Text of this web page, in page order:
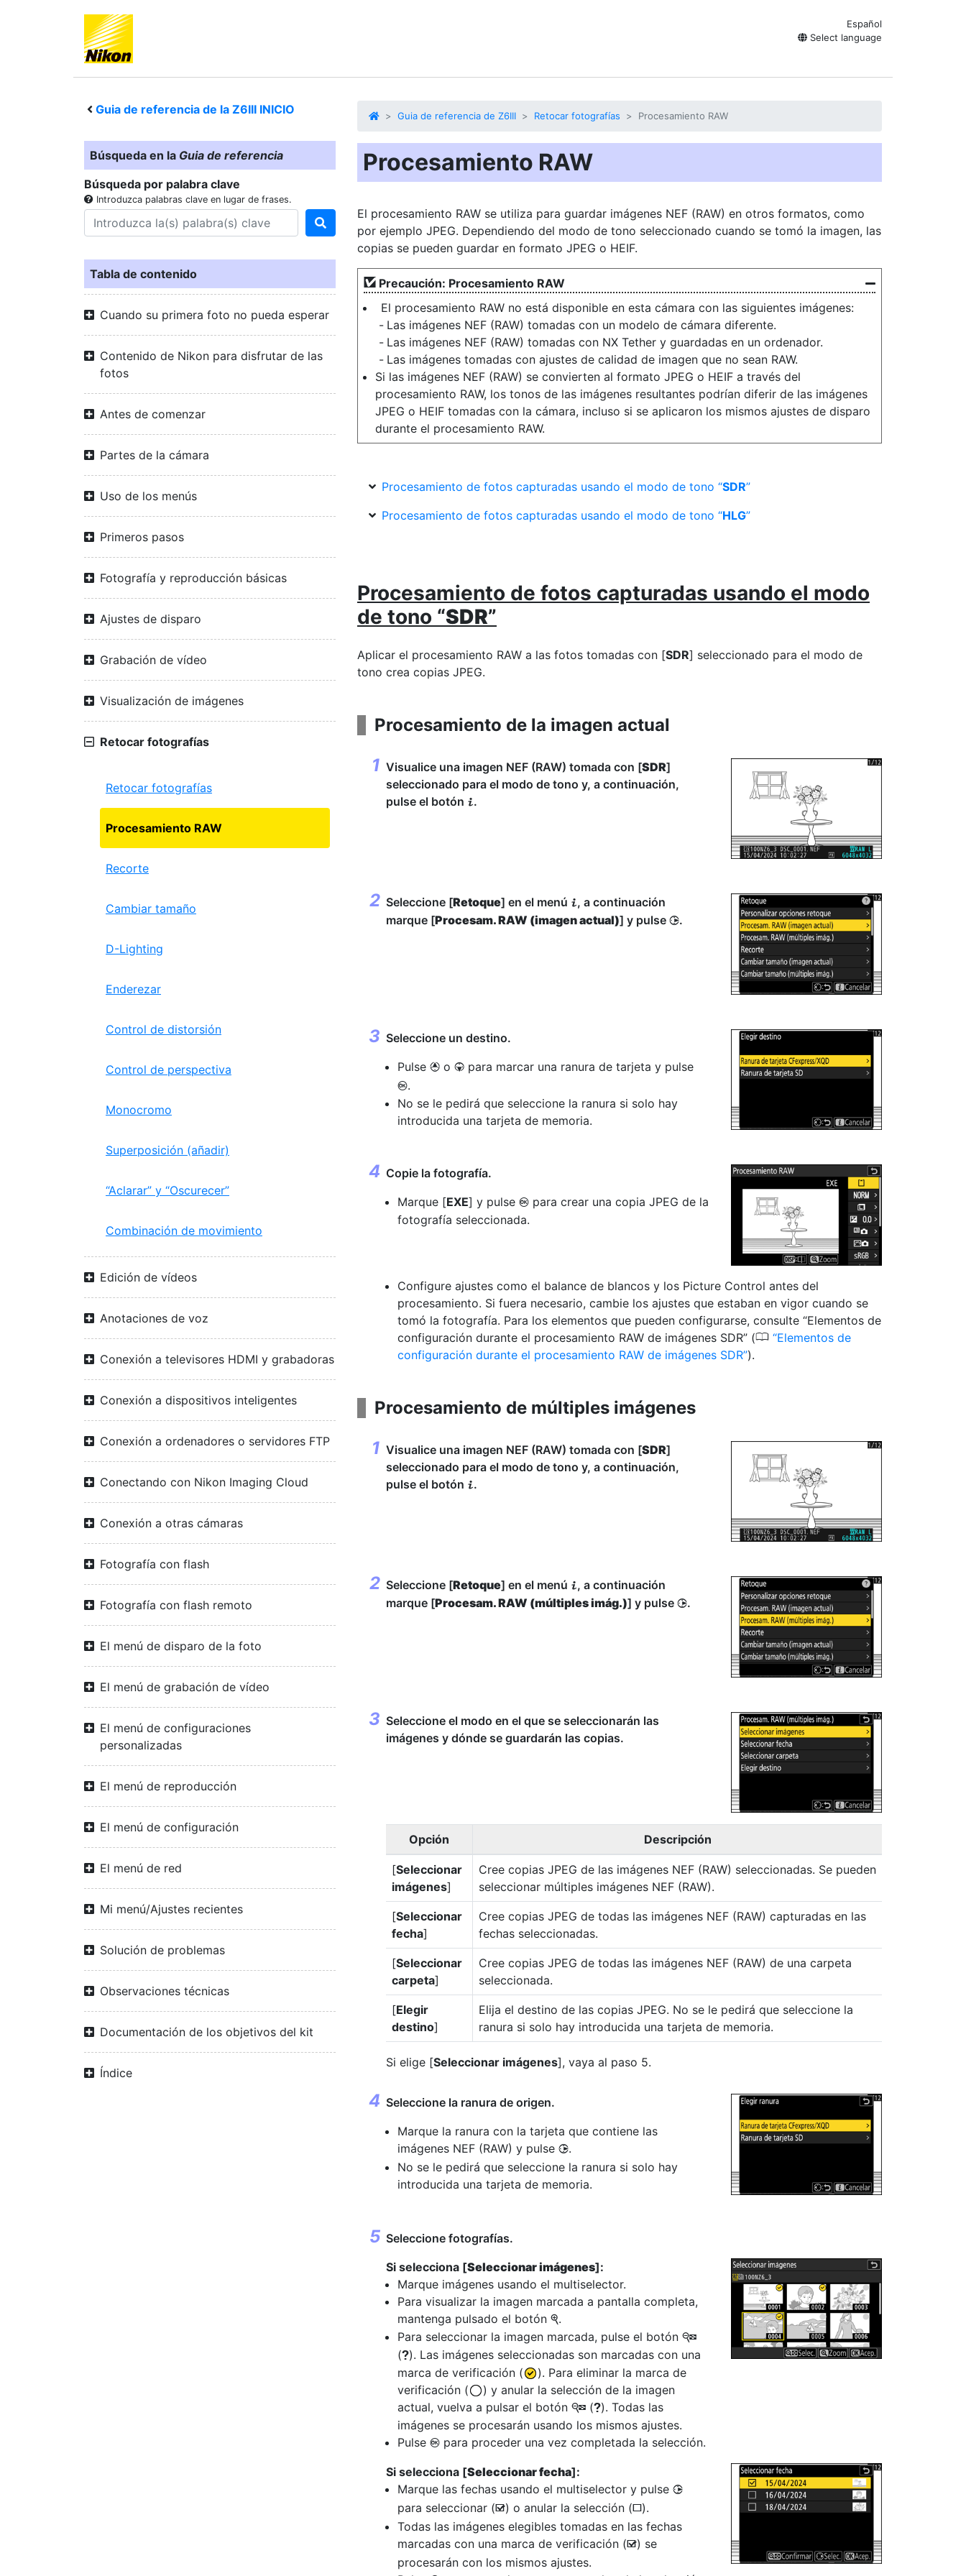
Español
Select language
Guia de referencia de la Z6III INICIO
Búsqueda en la Guia de referencia
Búsqueda por palabra clave
Introduzca palabras clave en lugar de frases.
Tabla de contenido
Cuando su primera foto no pueda esperar
Contenido de Nikon para disfrutar de las
fotos
Antes de comenzar
Partes de la cámara
Uso de los menús
Primeros pasos
Fotografía y reproducción básicas
Ajustes de disparo
Grabación de vídeo
Visualización de imágenes
Retocar fotografías
Retocar fotografías
Procesamiento RAW
Recorte
Cambiar tamaño
D-Lighting
Enderezar
Control de distorsión
Control de perspectiva
Monocromo
Superposición (añadir)
“Aclarar” y “Oscurecer”
Combinación de movimiento
Edición de vídeos
Anotaciones de voz
Conexión a televisores HDMI y grabadoras
Conexión a dispositivos inteligentes
Conexión a ordenadores o servidores FTP
Conectando con Nikon Imaging Cloud
Conexión a otras cámaras
Fotografía con flash
Fotografía con flash remoto
El menú de disparo de la foto
El menú de grabación de vídeo
El menú de configuraciones
personalizadas
El menú de reproducción
El menú de configuración
El menú de red
Mi menú/Ajustes recientes
Solución de problemas
Observaciones técnicas
Documentación de los objetivos del kit
Índice
Guia de referencia de Z6III Retocar fotografías Procesamiento RAW
Procesamiento RAW
El procesamiento RAW se utiliza para guardar imágenes NEF (RAW) en otros formatos, como
por ejemplo JPEG. Dependiendo del modo de tono seleccionado cuando se tomó la imagen, las
copias se pueden guardar en formato JPEG o HEIF.
Precaución: Procesamiento RAW
El procesamiento RAW no está disponible en esta cámara con las siguientes imágenes:
Las imágenes NEF (RAW) tomadas con un modelo de cámara diferente.
Las imágenes NEF (RAW) tomadas con NX Tether y guardadas en un ordenador.
Las imágenes tomadas con ajustes de calidad de imagen que no sean RAW.
Si las imágenes NEF (RAW) se convierten al formato JPEG o HEIF a través del
procesamiento RAW, los tonos de las imágenes resultantes podrían diferir de las imágenes
JPEG o HEIF tomadas con la cámara, incluso si se aplicaron los mismos ajustes de disparo
durante el procesamiento RAW.
Procesamiento de fotos capturadas usando el modo de tono “SDR”
Procesamiento de fotos capturadas usando el modo de tono “HLG”
Procesamiento de fotos capturadas usando el modo
de tono “SDR”
Aplicar el procesamiento RAW a las fotos tomadas con [SDR] seleccionado para el modo de
tono crea copias JPEG.
Procesamiento de la imagen actual
Visualice una imagen NEF (RAW) tomada con [SDR]
seleccionado para el modo de tono y, a continuación,
pulse el botón i.
Seleccione [Retoque] en el menú i, a continuación
marque [Procesam. RAW (imagen actual)] y pulse 2.
Seleccione un destino.
Pulse 1 o 3 para marcar una ranura de tarjeta y pulse
J.
No se le pedirá que seleccione la ranura si solo hay
introducida una tarjeta de memoria.
Copie la fotografía.
Marque [EXE] y pulse J para crear una copia JPEG de la
fotografía seleccionada.
Configure ajustes como el balance de blancos y los Picture Control antes del
procesamiento. Si fuera necesario, cambie los ajustes que estaban en vigor cuando se
tomó la fotografía. Para los elementos que pueden configurarse, consulte “Elementos de
configuración durante el procesamiento RAW de imágenes SDR” (0 Elementos de
configuración durante el procesamiento RAW de imágenes SDR ).
Procesamiento de múltiples imágenes
Visualice una imagen NEF (RAW) tomada con [SDR]
seleccionado para el modo de tono y, a continuación,
pulse el botón i.
Seleccione [Retoque] en el menú i, a continuación
marque [Procesam. RAW (múltiples imág.)] y pulse 2.
Seleccione el modo en el que se seleccionarán las
imágenes y dónde se guardarán las copias.
Opción Descripción
[Seleccionar
imágenes]
Cree copias JPEG de las imágenes NEF (RAW) seleccionadas. Se pueden
seleccionar múltiples imágenes NEF (RAW).
[Seleccionar
fecha]
Cree copias JPEG de todas las imágenes NEF (RAW) capturadas en las
fechas seleccionadas.
[Seleccionar
carpeta]
Cree copias JPEG de todas las imágenes NEF (RAW) de una carpeta
seleccionada.
[Elegir
destino]
Elija el destino de las copias JPEG. No se le pedirá que seleccione la
ranura si solo hay introducida una tarjeta de memoria.
Si elige [Seleccionar imágenes], vaya al paso 5.
Seleccione la ranura de origen.
Marque la ranura con la tarjeta que contiene las
imágenes NEF (RAW) y pulse 2.
No se le pedirá que seleccione la ranura si solo hay
introducida una tarjeta de memoria.
Seleccione fotografías.
Si selecciona [Seleccionar imágenes]:
Marque imágenes usando el multiselector.
Para visualizar la imagen marcada a pantalla completa,
mantenga pulsado el botón X.
Para seleccionar la imagen marcada, pulse el botón W
(Q). Las imágenes seleccionadas son marcadas con una
marca de verificación (
). Para eliminar la marca de
verificación (
) y anular la selección de la imagen
actual, vuelva a pulsar el botón W (Q). Todas las
imágenes se procesarán usando los mismos ajustes.
Pulse J para proceder una vez completada la selección.
Si selecciona [Seleccionar fecha]:
Marque las fechas usando el multiselector y pulse 2
para seleccionar (M) o anular la selección (U).
Todas las imágenes elegibles tomadas en las fechas
marcadas con una marca de verificación (M) se
procesarán con los mismos ajustes.